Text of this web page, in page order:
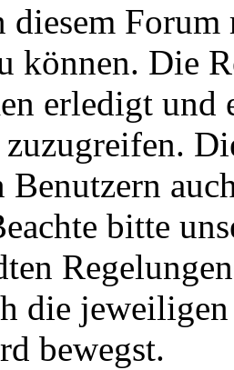
diesem
können. Die
erledigt und
Benutzern
bitte
die
bewegst.